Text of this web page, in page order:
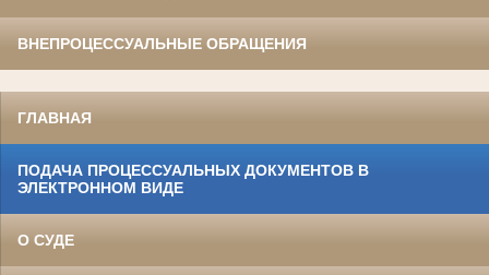
ВНЕПРОЦЕССУАЛЬНЫЕ ОБРАЩЕНИЯ
ГЛАВНАЯ
ПОДАЧА ПРОЦЕССУАЛЬНЫХ ДОКУМЕНТОВ В
ЭЛЕКТРОННОМ ВИДЕ
О СУДЕ